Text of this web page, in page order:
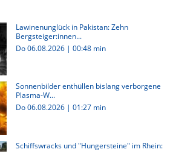
Lawinenunglück in Pakistan: Zehn
Bergsteiger:innen...
Do 06.08.2026 | 00:48 min
Sonnenbilder enthüllen bislang verborgene
Plasma-W...
Do 06.08.2026 | 01:27 min
Schiffswracks und "Hungersteine" im Rhein: